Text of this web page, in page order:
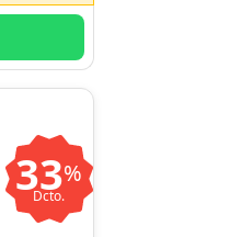
33%
Dcto.